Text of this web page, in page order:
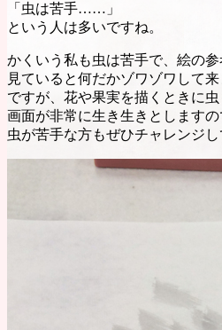
「虫は苦手……」
という人は多いですね。
かくいう私も虫は苦手で、絵の
見ていると何だかゾワゾワして来
ですが、花や果実を描くときに虫
画面が非常に生き生きとしますの
虫が苦手な方もぜひチャレンジし